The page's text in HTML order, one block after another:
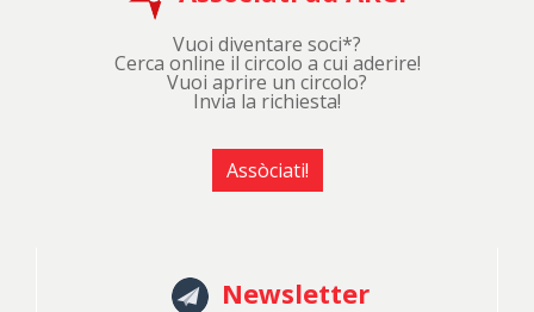
Vuoi diventare soci*?
Cerca online il circolo a cui aderire!
Vuoi aprire un circolo?
Invia la richiesta!
Assòciati!
Newsletter